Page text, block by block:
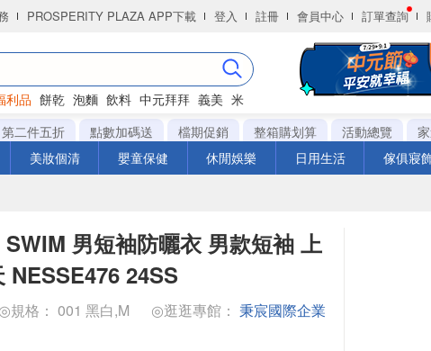
PROSPERITY PLAZA APP下載 登入 註冊 會員中心 訂單查詢
利品 餅乾 泡麵 飲料 中元拜拜 義美 米
第二件五折 點數加碼送 檔期促銷 整箱購划算 活動總覽
美妝個清 嬰童保健 休閒娛樂 日用生活 傢俱寢
男短袖防曬衣 男款短袖 上
NESSE476 24SS
◎規格： 001 黑白,M ◎逛逛專館： 秉宸國際企業